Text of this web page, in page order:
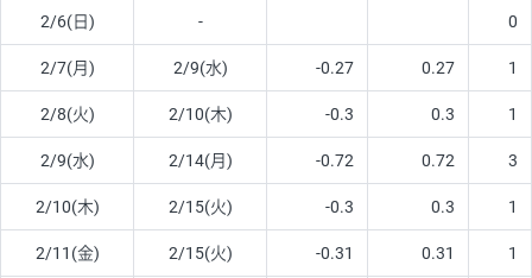
2/6(日) - 0
2/7(月) 2/9(水) -0.27 0.27 1
2/8(火) 2/10(木) -0.3 0.3 1
2/9(水) 2/14(月) -0.72 0.72 3
2/10(木) 2/15(火) -0.3 0.3 1
2/11(金) 2/15(火) -0.31 0.31 1